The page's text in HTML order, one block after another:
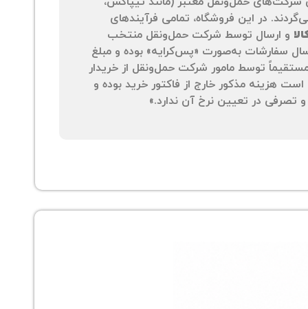
در این فروشگاه، تمامی فرآیندهای
و ارسال توسط شرکت حمل‌ونقل منتخب
سفارشات به‌صورت «پس‌کرایه» بوده و مبلغ
توسط مامور شرکت حمل‌ونقل از خریدار
هزینه مذکور خارج از فاکتور خرید بوده و
تصرفی در تعیین نرخ آن ندارد.»